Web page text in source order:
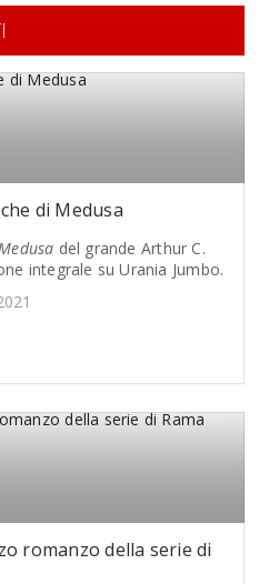
di Medusa
del grande Arthur C.
integrale su Urania Jumbo.
romanzo della serie di